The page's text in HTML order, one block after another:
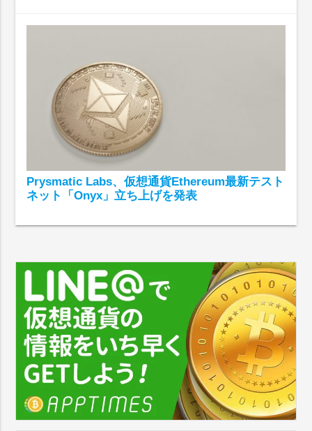
Prysmatic Labs、仮想通貨Ethereum最新テスト
ネット「Onyx」立ち上げを発表